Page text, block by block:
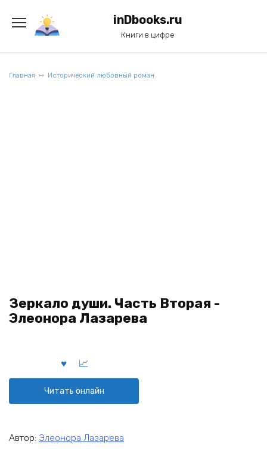
содержанию
inDbooks.ru
Книги в цифре
Главная Исторический любовный роман
Зеркало души. Часть Вторая -
Элеонора Лазарева
Читать онлайн
Автор: Элеонора Лазарева